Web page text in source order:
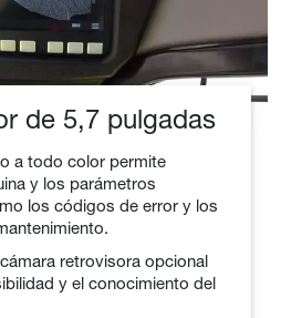
de 5,7 pulgadas
a todo color permite
y los parámetros
los códigos de error y los
retrovisora opcional
y el conocimiento del